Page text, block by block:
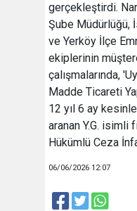
gerçekleştirdi.
Şube Müdürlüğü,
ve Yerköy İlçe
ekiplerinin
çalışmalarında,
Madde Ticareti
12 yıl 6 ay
aranan Y.G. isimli
Hükümlü Ceza
06/06/2026 12:07